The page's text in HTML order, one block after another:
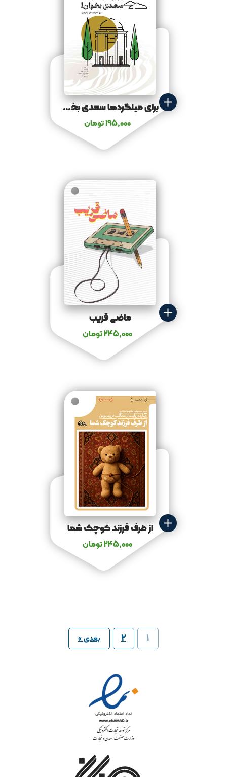
برای میلگردها سعدی بخوان
195,000تومان
ماضی قریب
245,000تومان
از طرف فرزند کوچک شما
245,000تومان
1
2 بعدی »